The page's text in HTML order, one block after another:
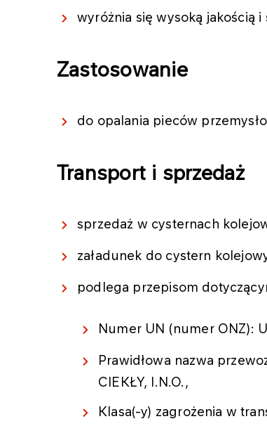
wyróżnia się wysoką jakością i
Zastosowanie
do opalania pieców
Transport i sprzedaż
sprzedaż w cysternach
załadunek do cystern
podlega przepisom
Numer UN (numer ONZ):
Prawidłowa nazwa
CIEKŁY, I.N.O.,
Klasa(-y) zagrożenia w